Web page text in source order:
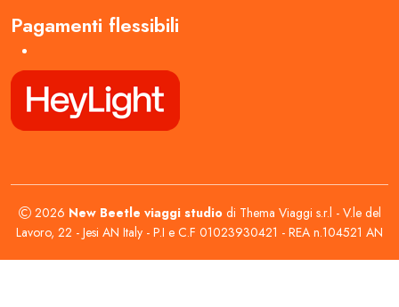
Pagamenti flessibili
2026 New Beetle viaggi studiodi Thema Viaggi s.r.l - V.le del
Lavoro, 22 - Jesi AN Italy - P.I e C.F 01023930421 - REA n.104521 AN